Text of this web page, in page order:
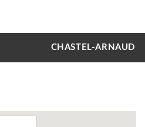
CHASTEL-ARNAUD